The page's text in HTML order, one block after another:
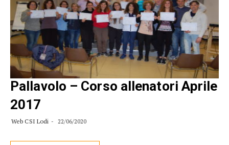
Pallavolo – Corso allenatori Aprile
2017
Web CSI Lodi 22/06/2020